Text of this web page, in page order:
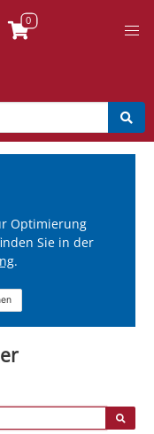
Optimierung
Sie in der
.